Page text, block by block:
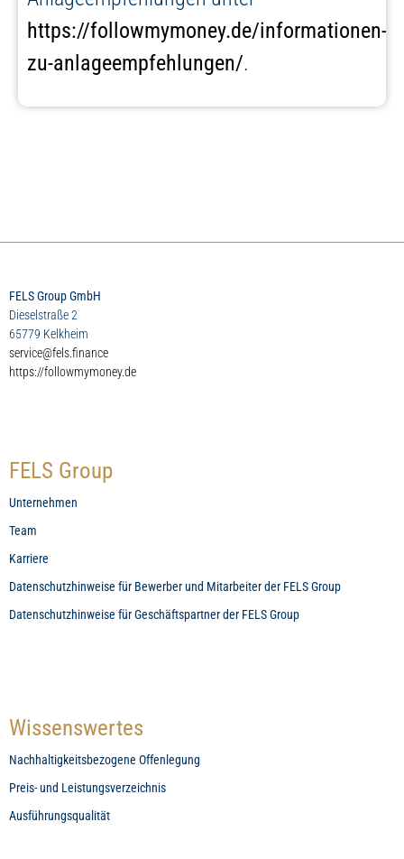
https://followmymoney.de/informationen-
zu-anlageempfehlungen/.
FELS Group GmbH
Dieselstraße 2
65779 Kelkheim
service@fels.finance
https://followmymoney.de
FELS Group
Unternehmen
Team
Karriere
Datenschutzhinweise für Bewerber und Mitarbeiter der FELS Group
Datenschutzhinweise für Geschäftspartner der FELS Group
Wissenswertes
Nachhaltigkeitsbezogene Offenlegung
Preis- und Leistungsverzeichnis
Ausführungsqualität